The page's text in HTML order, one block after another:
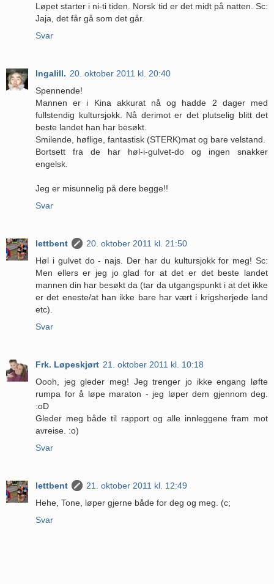
Løpet starter i ni-ti tiden. Norsk tid er det midt på natten. Sc:
Jaja, det får gå som det går.
Svar
Ingalill. 20. oktober 2011 kl. 20:40
Spennende!
Mannen er i Kina akkurat nå og hadde 2 dager med
fullstendig kultursjokk. Nå derimot er det plutselig blitt det
beste landet han har besøkt.
Smilende, høflige, fantastisk (STERK)mat og bare velstand.
Bortsett fra de har høl-i-gulvet-do og ingen snakker
engelsk.
Jeg er misunnelig på dere begge!!
Svar
lettbent
20. oktober 2011 kl. 21:50
Høl i gulvet do - najs. Der har du kultursjokk for meg! Sc:
Men ellers er jeg jo glad for at det er det beste landet
mannen din har besøkt da (tar da utgangspunkt i at det ikke
er det eneste/at han ikke bare har vært i krigsherjede land
etc).
Svar
Frk. Løpeskjørt 21. oktober 2011 kl. 10:18
Oooh, jeg gleder meg! Jeg trenger jo ikke engang løfte
rumpa for å løpe maraton - jeg løper dem gjennom deg.
:oD
Gleder meg både til rapport og alle innleggene fram mot
avreise. :o)
Svar
lettbent
21. oktober 2011 kl. 12:49
Hehe, Tone, løper gjerne både for deg og meg. (c;
Svar